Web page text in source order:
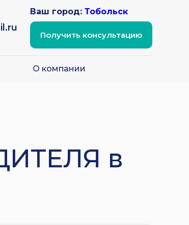
Ваш город: Тобольск
Получить консультацию
О компании
в